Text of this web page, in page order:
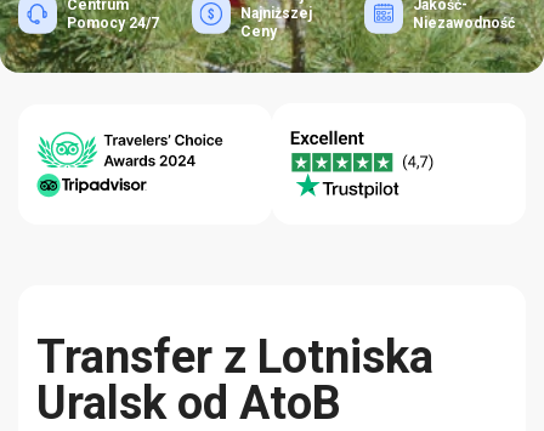
Centrum
Pomocy 24/7
Najniższej
Ceny
Jakość-
Niezawodność
Transfer z Lotniska
Uralsk od AtoB